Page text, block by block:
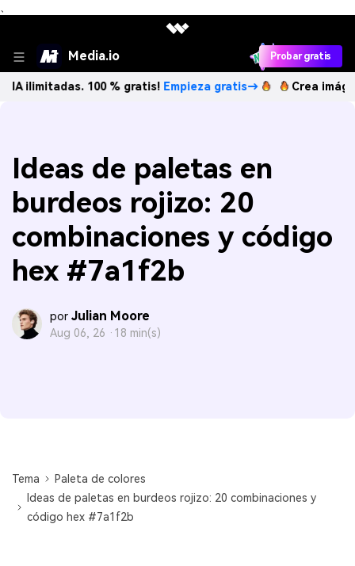
、
Media.io Probar gratis
100 % gratis!Empieza gratis→ Crea imágenes IA
Ideas de paletas en
burdeos rojizo: 20
combinaciones y código
hex #7a1f2b
por Julian Moore
Aug 06, 26 · 18 min(s)
Tema
Paleta de colores
Ideas de paletas en burdeos rojizo: 20 combinaciones y
código hex #7a1f2b